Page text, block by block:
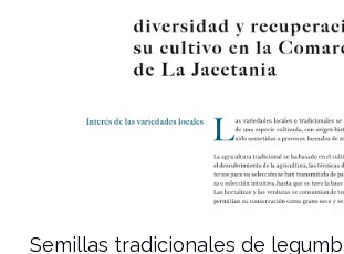
Semillas tradicionales de